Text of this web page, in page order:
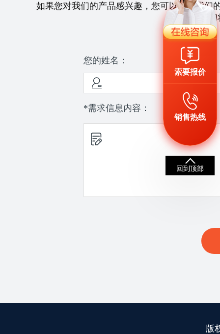
如果您对我们的产品感兴趣，您可以拨打我们
您的姓名：
*需求信息内容：
版
索要报价
销售热线
回到顶部